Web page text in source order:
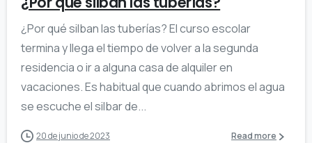
¿Por qué silban las tuberías? El curso escolar
termina y llega el tiempo de volver a la segunda
residencia o ir a alguna casa de alquiler en
vacaciones. Es habitual que cuando abrimos el agua
se escuche el silbar de...
20 de junio de 2023 Read more